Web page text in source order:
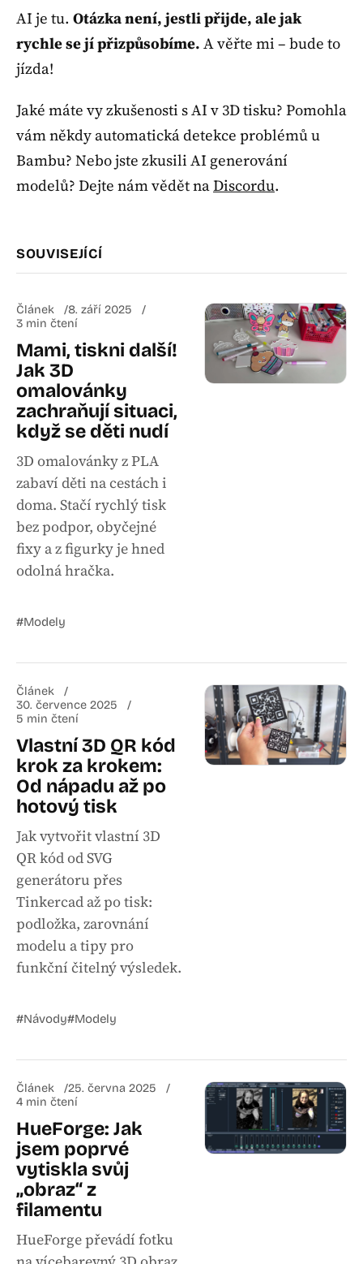
AI je tu. Otázka není, jestli přijde, ale jak
rychle se jí přizpůsobíme. A věřte mi – bude to
jízda!
Jaké máte vy zkušenosti s AI v 3D tisku? Pomohla
vám někdy automatická detekce problémů u
Bambu? Nebo jste zkusili AI generování
modelů? Dejte nám vědět naDiscordu.
SOUVISEJÍCÍ
Článek
8. září 2025
3 min čtení
Mami, tiskni další!
Jak 3D
omalovánky
zachraňují situaci,
když se děti nudí
3D omalovánky z PLA
zabaví děti na cestách i
doma. Stačí rychlý tisk
bez podpor, obyčejné
fixy a z figurky je hned
odolná hračka.
#Modely
Článek
30. července 2025
5 min čtení
Vlastní 3D QR kód
krok za krokem:
Od nápadu až po
hotový tisk
Jak vytvořit vlastní 3D
QR kód od SVG
generátoru přes
Tinkercad až po tisk:
podložka, zarovnání
modelu a tipy pro
funkční čitelný výsledek.
#Návody#Modely
Článek
25. června 2025
4 min čtení
HueForge: Jak
jsem poprvé
vytiskla svůj
„obraz“ z
filamentu
HueForge převádí fotku